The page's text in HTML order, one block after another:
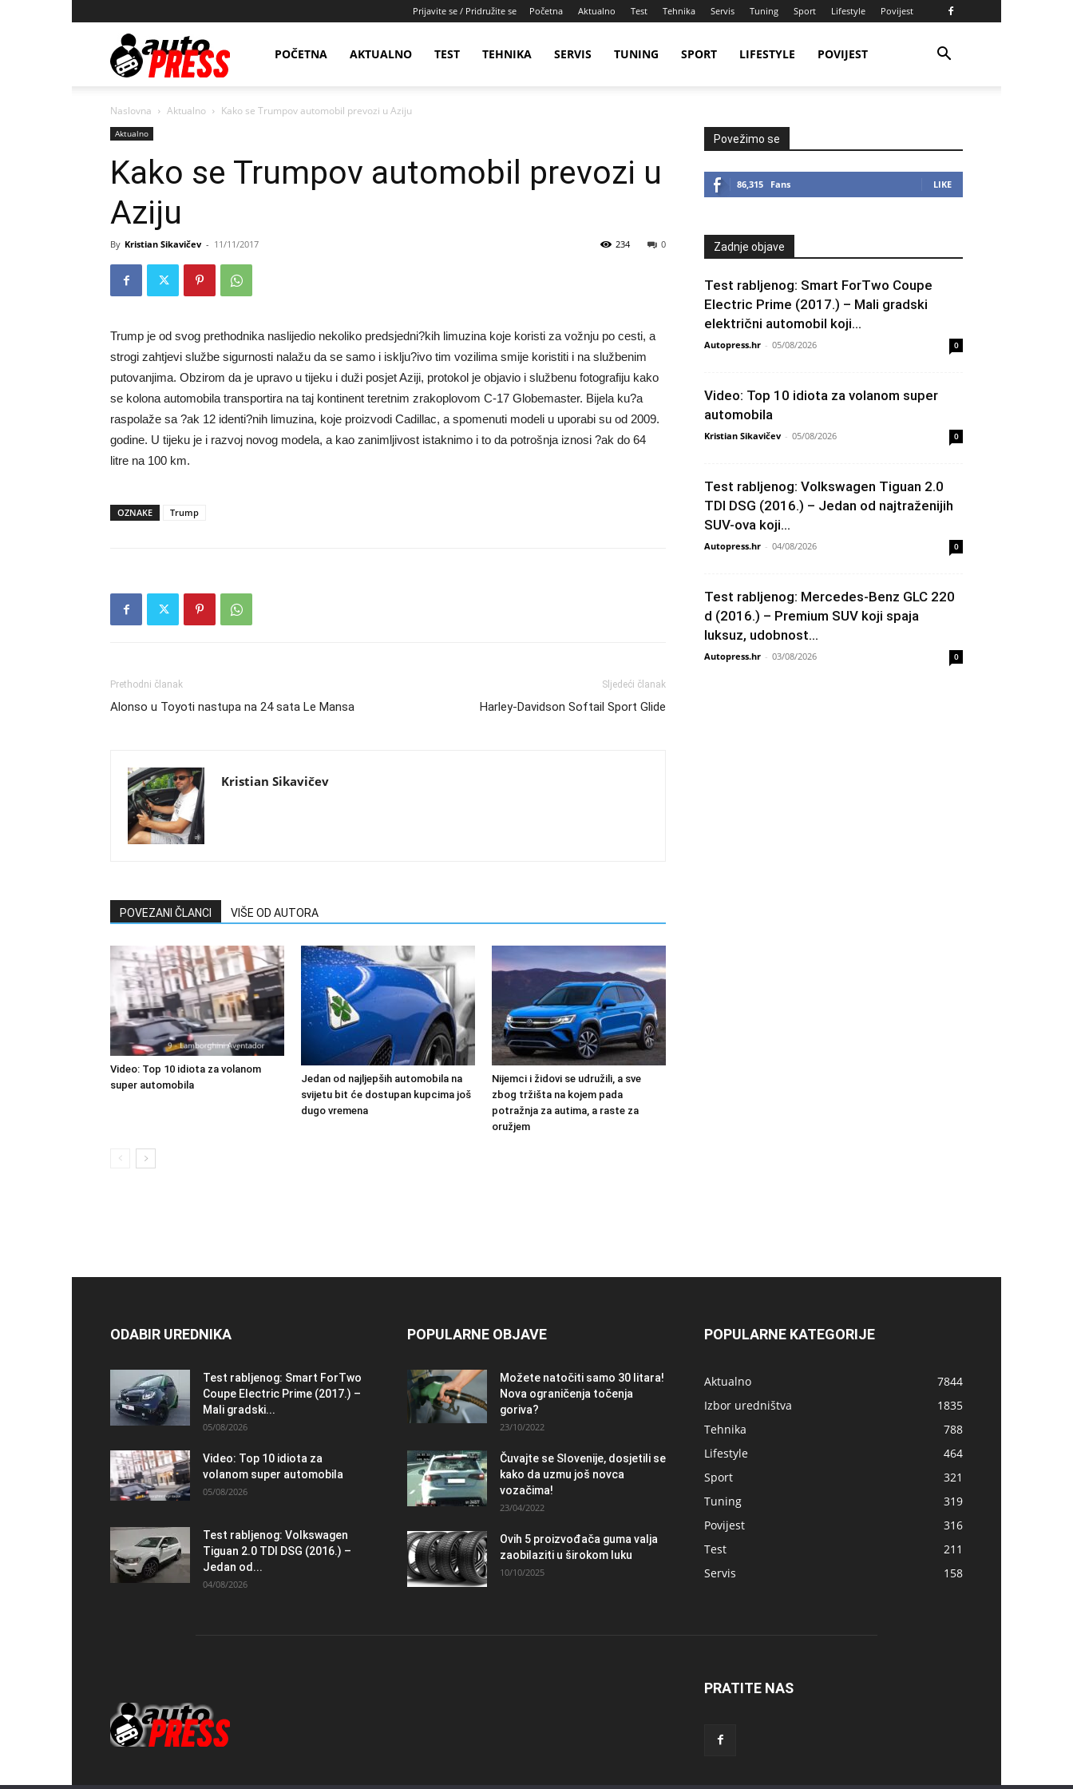
Prijavite se / Pridružite se Početna Aktualno Test Tehnika Servis Tuning Sport Lifestyle Povijest
AutopressHRPOČETNA AKTUALNO TEST TEHNIKA SERVIS TUNING SPORT LIFESTYLE POVIJEST
Naslovna Aktualno Kako se Trumpov automobil prevozi u Aziju
Aktualno
Kako se Trumpov automobil prevozi u
Aziju
By Kristian Sikavičev - 11/11/2017 0
234
Trump je od svog prethodnika naslijedio nekoliko predsjedni?kih limuzina koje koristi za vožnju po cesti, a
strogi zahtjevi službe sigurnosti nalažu da se samo i isklju?ivo tim vozilima smije koristiti i na službenim
putovanjima. Obzirom da je upravo u tijeku i duži posjet Aziji, protokol je objavio i službenu fotografiju kako
se kolona automobila transportira na taj kontinent teretnim zrakoplovom C-17 Globemaster. Bijela ku?a
raspolaže sa ?ak 12 identi?nih limuzina, koje proizvodi Cadillac, a spomenuti modeli u uporabi su od 2009.
godine. U tijeku je i razvoj novog modela, a kao zanimljivost istaknimo i to da potrošnja iznosi ?ak do 64
litre na 100 km.
OZNAKE Trump
Prethodni članak
Alonso u Toyoti nastupa na 24 sata Le Mansa
Sljedeći članak
Harley-Davidson Softail Sport Glide
Kristian Sikavičev
POVEZANI ČLANCI VIŠE OD AUTORA
Video: Top 10 idiota za volanom
super automobila
Jedan od najljepših automobila na
svijetu bit će dostupan kupcima još
dugo vremena
Nijemci i židovi se udružili, a sve
zbog tržišta na kojem pada
potražnja za autima, a raste za
oružjem
Povežimo se
86,315 Fans LIKE
Zadnje objave
Test rabljenog: Smart ForTwo Coupe
Electric Prime (2017.) – Mali gradski
električni automobil koji...
Autopress.hr - 05/08/2026 0
Video: Top 10 idiota za volanom super
automobila
Kristian Sikavičev - 05/08/2026 0
Test rabljenog: Volkswagen Tiguan 2.0
TDI DSG (2016.) – Jedan od najtraženijih
SUV-ova koji...
Autopress.hr - 04/08/2026 0
Test rabljenog: Mercedes-Benz GLC 220
d (2016.) – Premium SUV koji spaja
luksuz, udobnost...
Autopress.hr - 03/08/2026 0
ODABIR UREDNIKA
Test rabljenog: Smart ForTwo
Coupe Electric Prime (2017.) –
Mali gradski...
05/08/2026
Video: Top 10 idiota za
volanom super automobila
05/08/2026
Test rabljenog: Volkswagen
Tiguan 2.0 TDI DSG (2016.) –
Jedan od...
04/08/2026
POPULARNE OBJAVE
Možete natočiti samo 30 litara!
Nova ograničenja točenja
goriva?
23/10/2022
Čuvajte se Slovenije, dosjetili se
kako da uzmu još novca
vozačima!
23/04/2022
Ovih 5 proizvođača guma valja
zaobilaziti u širokom luku
10/10/2025
POPULARNE KATEGORIJE
Aktualno
7844
Izbor uredništva
1835
Tehnika
788
Lifestyle
464
Sport
321
Tuning
319
Povijest
316
Test
211
Servis
158
PRATITE NAS